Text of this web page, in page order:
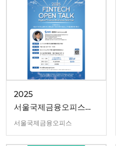
2025
서울국제금융오피스
9월 디지털 금융 세미나
서울국제금융오피스